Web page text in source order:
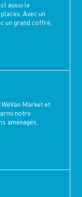
aussi le
Avec un
un grand coffre,
Market et
notre
aménagés,